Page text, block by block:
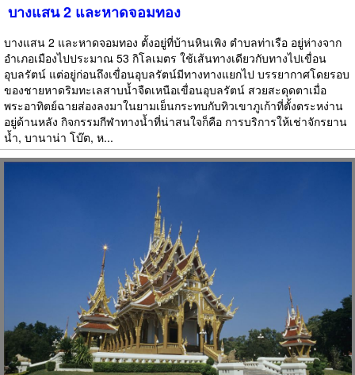
บางแสน 2 และหาดจอมทอง
บางแสน 2 และหาดจอมทอง ตั้งอยู่ที่บ้านหินเพิง ตำบลท่าเรือ อยู่ห่างจาก
อำเภอเมืองไปประมาณ 53 กิโลเมตร ใช้เส้นทางเดียวกับทางไปเขื่อน
อุบลรัตน์ แต่อยู่ก่อนถึงเขื่อนอุบลรัตน์มีทางทางแยกไป บรรยากาศโดยรอบ
ของชายหาดริมทะเลสาบน้ำจืดเหนือเขื่อนอุบลรัตน์ สวยสะดุดตาเมื่อ
พระอาทิตย์ฉายส่องลงมาในยามเย็นกระทบกับทิวเขาภูเก้าที่ตั้งตระหง่าน
อยู่ด้านหลัง กิจกรรมกีฬาทางน้ำที่น่าสนใจก็คือ การบริการให้เช่าจักรยาน
น้ำ, บานาน่า โบ๊ต, ห...